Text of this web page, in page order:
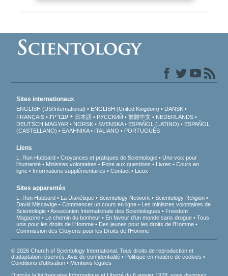
Sites internationaux
ENGLISH (US/International) ENGLISH (United Kingdom)
DANSK
FRANÇAIS
עברית 日本語 РУССКИЙ 繁體中文
NEDERLANDS
DEUTSCH MAGYAR NORSK SVENSKA ESPAÑOL (LATINO)
ESPAÑOL
(CASTELLANO)
ΕΛΛΗΝΙΚA ITALIANO PORTUGUÊS
Liens
L. Ron Hubbard Croyances et pratiques de Scientologie
Une voix pour
l’humanité
Ministres volontaires Foire aux questions Livres
Cours en
ligne
Informations supplémentaires Contact Lieux
Sites apparentés
L. Ron Hubbard La Dianétique Scientology Network
Scientology Religion
David Miscavige
Commencer un cours en ligne
Les ministres volontaires de
Scientologie
Association Internationale des Scientologues
Freedom
Magazine
Le chemin du bonheur En faveur d’un monde sans drogue
Tous
unis pour les droits de l’Homme
Des jeunes pour les droits de l’Homme
Commission des Citoyens pour les Droits de l’Homme
© 2026 Church of Scientology International. Tous droits de reproduction et
d’adaptation réservés.Avis de confidentialité • Politique en matière de cookies •
Conditions d’utilisation • Mentions légales